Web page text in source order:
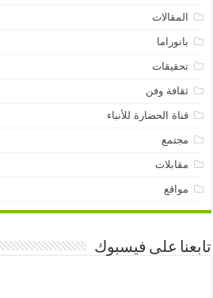
المقالات
بانوراما
تحقيقات
ثقافة وفن
قناة الحضارة للأنباء
مجتمع
مقابلات
مواقع
تابعنا على فيسبوك